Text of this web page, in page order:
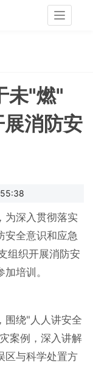
Toggle
未"燃"
消防安
为深入贯彻落实
安全意识和应急
组织开展消防安
培训。
围绕"人人讲安全
案例，深入讲解
区与科学处置方